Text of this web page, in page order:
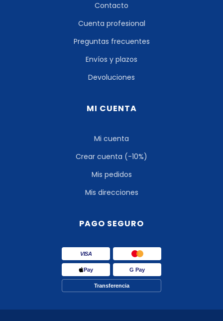
Contacto
Cuenta profesional
Preguntas frecuentes
Envíos y plazos
Devoluciones
MI CUENTA
Mi cuenta
Crear cuenta (-10%)
Mis pedidos
Mis direcciones
PAGO SEGURO
VISA
Pay G Pay
Transferencia